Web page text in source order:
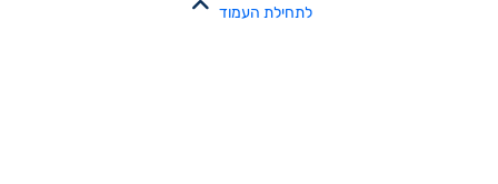
לתחילת העמוד